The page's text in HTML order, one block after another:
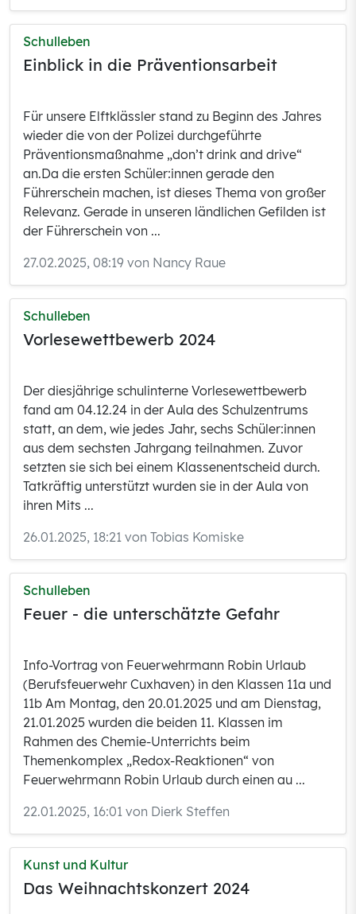
Schulleben
Einblick in die Präventionsarbeit
Für unsere Elftklässler stand zu Beginn des Jahres
wieder die von der Polizei durchgeführte
Präventionsmaßnahme „don’t drink and drive“
an.Da die ersten Schüler:innen gerade den
Führerschein machen, ist dieses Thema von großer
Relevanz. Gerade in unseren ländlichen Gefilden ist
der Führerschein von ...
27.02.2025, 08:19 von Nancy Raue
Schulleben
Vorlesewettbewerb 2024
Der diesjährige schulinterne Vorlesewettbewerb
fand am 04.12.24 in der Aula des Schulzentrums
statt, an dem, wie jedes Jahr, sechs Schüler:innen
aus dem sechsten Jahrgang teilnahmen. Zuvor
setzten sie sich bei einem Klassenentscheid durch.
Tatkräftig unterstützt wurden sie in der Aula von
ihren Mits ...
26.01.2025, 18:21 von Tobias Komiske
Schulleben
Feuer - die unterschätzte Gefahr
Info-Vortrag von Feuerwehrmann Robin Urlaub
(Berufsfeuerwehr Cuxhaven) in den Klassen 11a und
11b Am Montag, den 20.01.2025 und am Dienstag,
21.01.2025 wurden die beiden 11. Klassen im
Rahmen des Chemie-Unterrichts beim
Themenkomplex „Redox-Reaktionen“ von
Feuerwehrmann Robin Urlaub durch einen au ...
22.01.2025, 16:01 von Dierk Steffen
Kunst und Kultur
Das Weihnachtskonzert 2024